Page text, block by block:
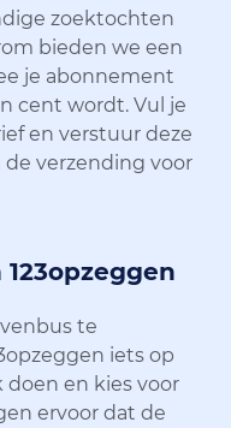
zoektochten
bieden we een
je abonnement
cent wordt. Vul je
en verstuur deze
de verzending voor
te
iets op
en kies voor
ervoor dat de